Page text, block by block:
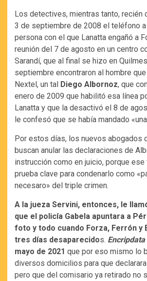
Los detectives, mientras tanto, recién
3 de septiembre de 2008 el teléfono
persona con el que Lanatta engañó a
reunión del 7 de agosto en un centro
Sarandí, que al final se hizo en
septiembre encontraron al hombre
Nextel, un tal Diego Albornoz, que
enero de 2009 que habilitó esa línea
Lanatta y que la desactivó el 8 de
le confesó que se había mandado
Por estos días, los nuevos abogados
buscan anular las declaraciones de
instrucción como en juicio, porque
prueba clave para condenarlo como
necesaro» del triple crimen.
A la jueza Servini, entonces, le
que el policía Gabela apuntara a
foto y todo cuando Forza, Ferrón y
tres días desaparecidos. Encripdata
mayo de 2021 que por eso mismo lo
diversos domicilios para que
pero que del comisario ya retirado no